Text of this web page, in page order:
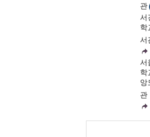
관
서
학
서
서
학
앙
관